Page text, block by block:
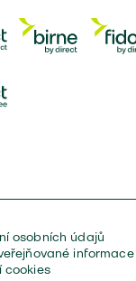
osobních údajů
informace
cookies